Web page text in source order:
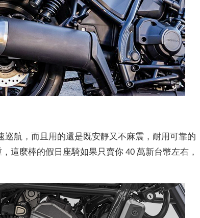
巡航，而且用的還是既安靜又不麻震，耐用可靠的
這麼棒的假日座騎如果只賣你 40 萬新台幣左右，